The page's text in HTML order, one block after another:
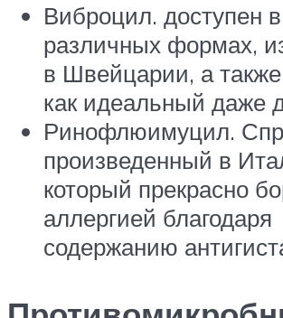
Виброцил. доступен в
различных формах,
в Швейцарии, а также
как идеальный даже
Ринофлюимуцил.
произведенный в
который прекрасно
аллергией благодаря
содержанию